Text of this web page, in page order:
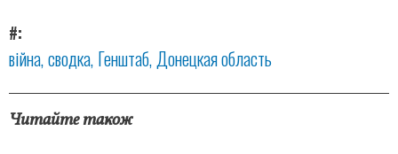
#
війна сводка Генштаб Донецкая область
Читайте також